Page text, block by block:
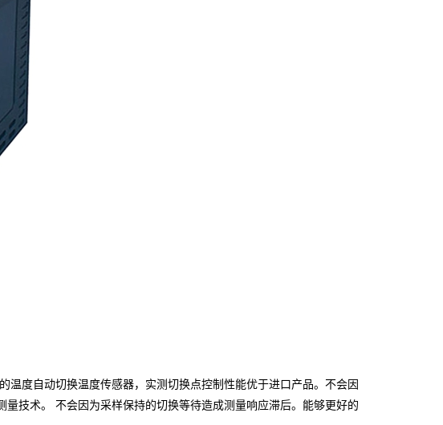
温度自动切换温度传感器，实测切换点控制性能优于进口产品。不会因
技术。 不会因为采样保持的切换等待造成测量响应滞后。能够更好的